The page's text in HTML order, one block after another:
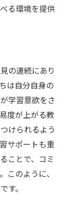
る環境を提供
の連続にあり
は自分自身の
学習意欲をさ
度が上がる教
けられるよう
サポートも重
ことで、コミ
このように、
す。